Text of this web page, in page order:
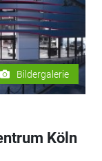
Bildergalerie
Köln